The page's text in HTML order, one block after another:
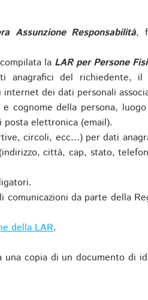
Assunzione Responsabilità,
la LAR per Persone
anagrafici del richiedente, il
dei dati personali
cognome della persona,
elettronica (email).
circoli, ecc...) per dati
città, cap, stato,
da parte della
della LAR.
una copia di un documento di